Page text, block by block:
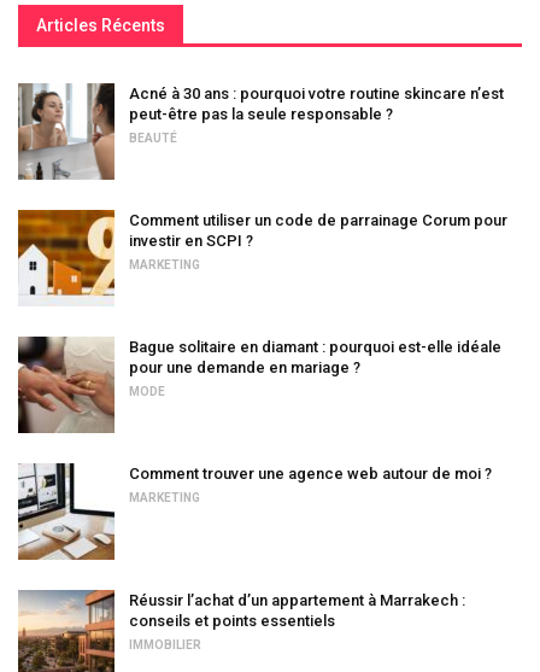
Articles Récents
Acné à 30 ans : pourquoi votre routine skincare n’est
peut-être pas la seule responsable ?
BEAUTÉ
Comment utiliser un code de parrainage Corum pour
investir en SCPI ?
MARKETING
Bague solitaire en diamant : pourquoi est-elle idéale
pour une demande en mariage ?
MODE
Comment trouver une agence web autour de moi ?
MARKETING
Réussir l’achat d’un appartement à Marrakech :
conseils et points essentiels
IMMOBILIER